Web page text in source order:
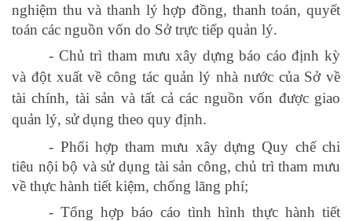
nghiệm thu và thanh lý hợp đồng, thanh toán, quyết
toán các nguồn vốn do Sở trực tiếp quản lý.
- Chủ trì tham mưu xây dựng báo cáo định kỳ
và đột xuất về công tác quản lý nhà nước của Sở về
tài chính, tài sản và tất cả các nguồn vốn được giao
quản lý, sử dụng theo quy định.
- Phối hợp tham mưu xây dựng Quy chế chi
tiêu nội bộ và sử dụng tài sản công, chủ trì tham mưu
về thực hành tiết kiệm, chống lãng phí;
- Tổng hợp báo cáo tình hình thực hành tiết